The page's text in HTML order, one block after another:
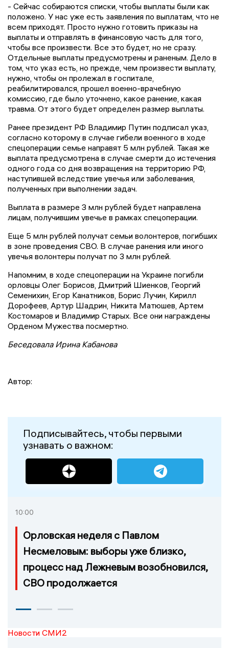
- Сейчас собираются списки, чтобы выплаты были как
положено. У нас уже есть заявления по выплатам, что не
всем приходят. Просто нужно готовить приказы на
выплаты и отправлять в финансовую часть для того,
чтобы все произвести. Все это будет, но не сразу.
Отдельные выплаты предусмотрены и раненым. Дело в
том, что указ есть, но прежде, чем произвести выплату,
нужно, чтобы он пролежал в госпитале,
реабилитировался, прошел военно-врачебную
комиссию, где было уточнено, какое ранение, какая
травма. От этого будет определен размер выплаты.
Ранее президент РФ Владимир Путин подписал указ,
согласно которому в случае гибели военного в ходе
спецоперации семье направят 5 млн рублей. Такая же
выплата предусмотрена в случае смерти до истечения
одного года со дня возвращения на территорию РФ,
наступившей вследствие увечья или заболевания,
полученных при выполнении задач.
Выплата в размере З млн рублей будет направлена
лицам, получившим увечье в рамках спецоперации.
Еще 5 млн рублей получат семьи волонтеров, погибших
в зоне проведения СВО. В случае ранения или иного
увечья волонтеры получат по 3 млн рублей.
Напомним, в ходе спецоперации на Украине погибли
орловцы Олег Борисов, Дмитрий Шиенков, Георгий
Семенихин, Егор Канатников, Борис Лучин, Кирилл
Дорофеев, Артур Шадрин, Никита Матюшев, Артем
Костомаров и Владимир Старых. Все они награждены
Орденом Мужества посмертно.
Беседовала Ирина Кабанова
Автор:
Подписывайтесь, чтобы первыми
узнавать о важном:
10:00
Орловская неделя с Павлом
Несмеловым: выборы уже близко,
процесс над Лежневым возобновился,
СВО продолжается
Новости СМИ2